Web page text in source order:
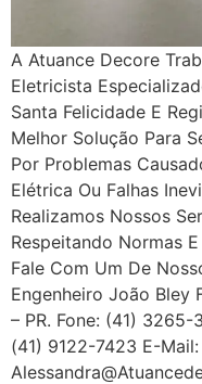
A Atuance Decore
Eletricista
Santa Felicidade E
Melhor Solução Para
Por Problemas
Elétrica Ou Falhas
Realizamos Nossos
Respeitando Normas
Fale Com Um De
Engenheiro João Bley
– PR. Fone: (41) 3265-
(41) 9122-7423 E-Mail: